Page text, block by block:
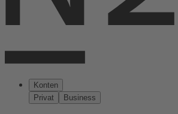
Konten
Privat
Business